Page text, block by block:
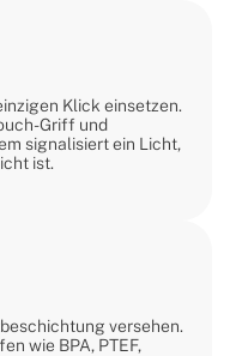
Klick einsetzen.
Griff und
signalisiert ein Licht,
ist.
versehen.
wie BPA, PTEF,